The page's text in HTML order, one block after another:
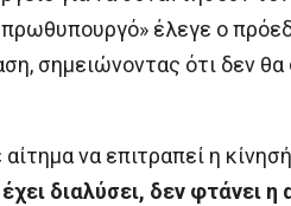
έλεγε ο
σημειώνοντας ότι δεν
να επιτραπεί η
διαλύσει, δεν φτάνει η